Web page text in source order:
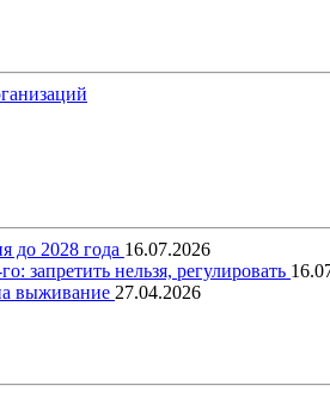
до 2028 года 16.07.2026
запретить нельзя, регулировать
выживание 27.04.2026